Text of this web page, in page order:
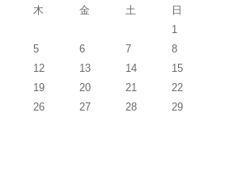
木 金 土
日
1
5 6 7
8
12 13 14
15
19 20 21
22
26 27 28
29